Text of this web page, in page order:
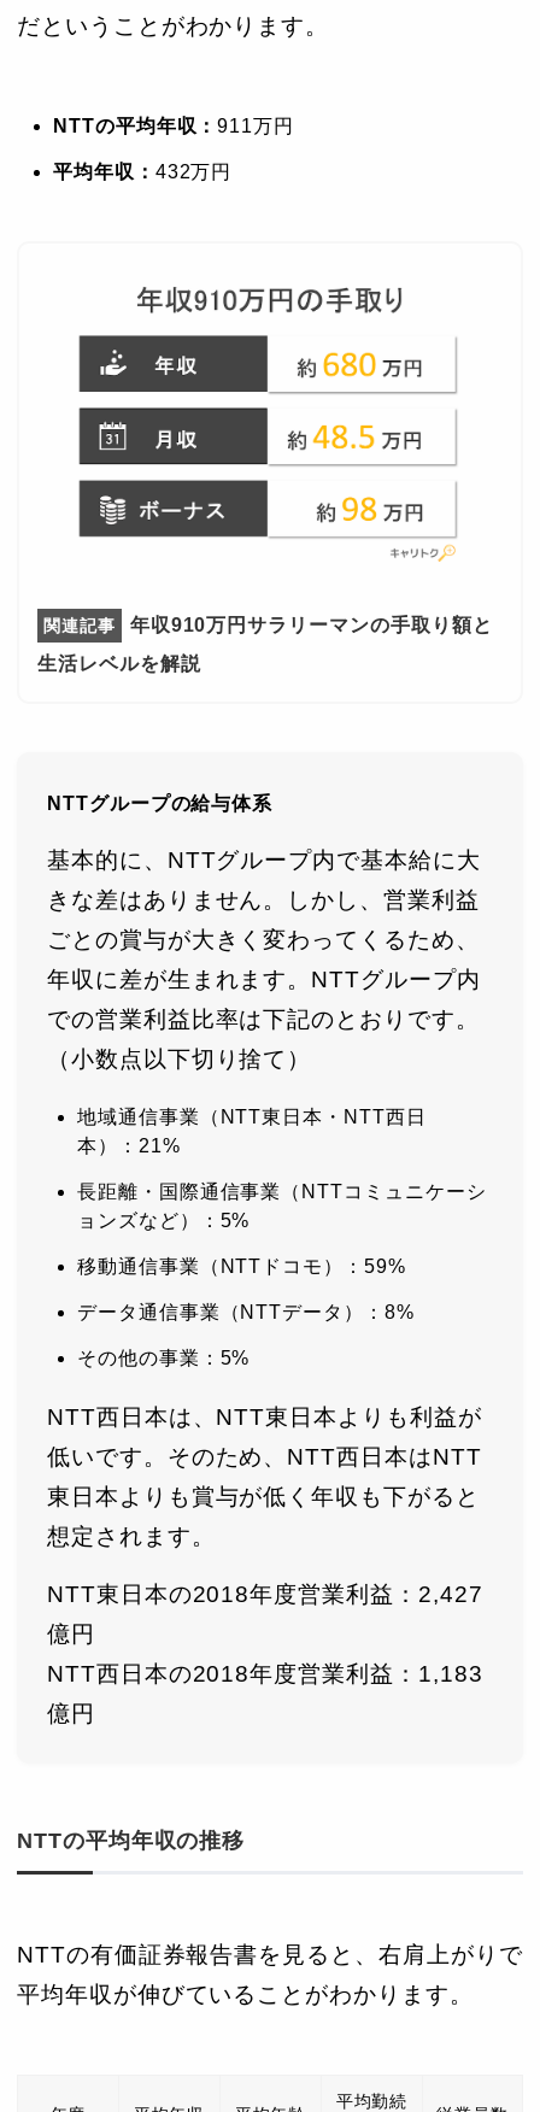
だということがわかります。
NTTの平均年収：911万円
平均年収： 432万円
年収910万円サラリーマンの手取り額と
生活レベルを解説
NTTグループの給与体系
基本的に、NTTグループ内で基本給に大
きな差はありません。しかし、営業利益
ごとの賞与が大きく変わってくるため、
年収に差が生まれます。NTTグループ内
での営業利益比率は下記のとおりです。
（小数点以下切り捨て）
地域通信事業（NTT東日本・NTT西日
本）：21%
長距離・国際通信事業（NTTコミュニケーシ
ョンズなど）：5%
移動通信事業（NTTドコモ）：59%
データ通信事業（NTTデータ）：8%
その他の事業：5%
NTT西日本は、NTT東日本よりも利益が
低いです。そのため、NTT西日本はNTT
東日本よりも賞与が低く年収も下がると
想定されます。
NTT東日本の2018年度営業利益：2,427
億円
NTT西日本の2018年度営業利益：1,183
億円
NTTの平均年収の推移
NTTの有価証券報告書を見ると、右肩上がりで
平均年収が伸びていることがわかります。
平均勤続